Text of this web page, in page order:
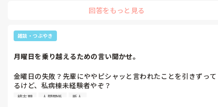
自分の気持ちや、状況整理、愚痴もこぼしたくなりました。
人もいるのは普通ですしね🙌
かなと思います😊
回答をもっと見る
雑談・つぶやき
月曜日を乗り越えるための言い聞かせ。
金曜日の失敗？先輩にややピシャッと言われたことを引きずって
るけど、私病棟未経験者やぞ？
量が足りてるかは知らんけど、できる範囲で日々勉強もしてる
終末期 人間関係 新人